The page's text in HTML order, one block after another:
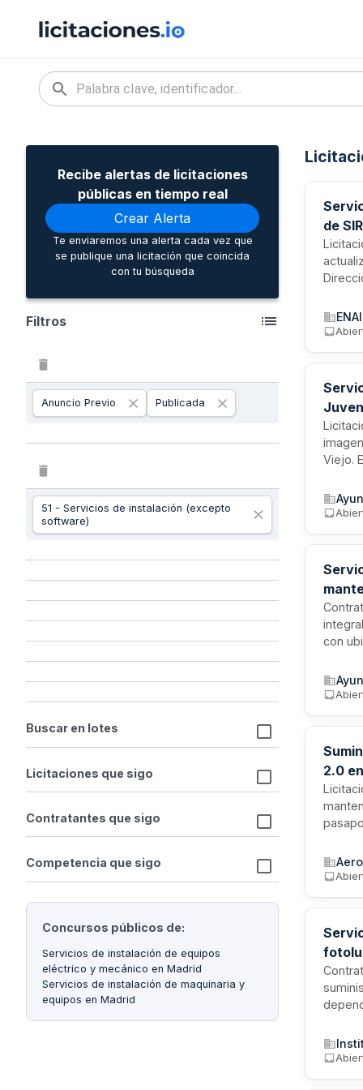
Recibe alertas de licitaciones
públicas en tiempo real
Crear Alerta
Te enviaremos una alerta cada vez que
se publique una licitación que coincida
con tu búsqueda
Filtros
Anuncio Previo Publicada
51 - Servicios de instalación (excepto
software)
Buscar en lotes
Licitaciones que sigo
Contratantes que sigo
Competencia que sigo
Concursos públicos de:
Servicios de instalación de equipos
eléctrico y mecánico en Madrid
Servicios de instalación de maquinaria y
equipos en Madrid
de
aérea,
trata
Viejo.
con
2.0
dentro